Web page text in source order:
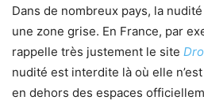
Dans de nombreux pays, la
une zone grise. En France, par
rappelle très justement le site
nudité est interdite là où elle
en dehors des espaces